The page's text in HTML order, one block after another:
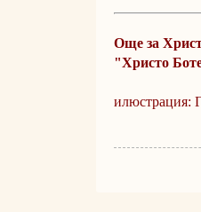
Още за
"Христо
илюстрация: